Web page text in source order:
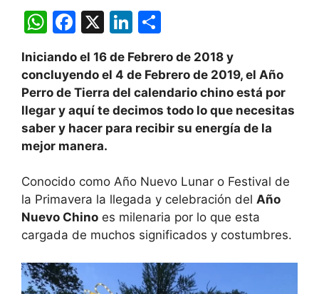
W
at
s
A
p
p
F
c
e
b
o
o
k
X
Li
k
e
dI
n
m
p
ar
tir
Iniciando el 16 de Febrero de 2018 y
concluyendo el 4 de Febrero de 2019, el Año
Perro de Tierra del calendario chino está por
llegar y aquí te decimos todo lo que necesitas
saber y hacer para recibir su energía de la
mejor manera.
Conocido como Año Nuevo Lunar o Festival de
la Primavera la llegada y celebración del Año
Nuevo Chino es milenaria por lo que esta
cargada de muchos significados y costumbres.